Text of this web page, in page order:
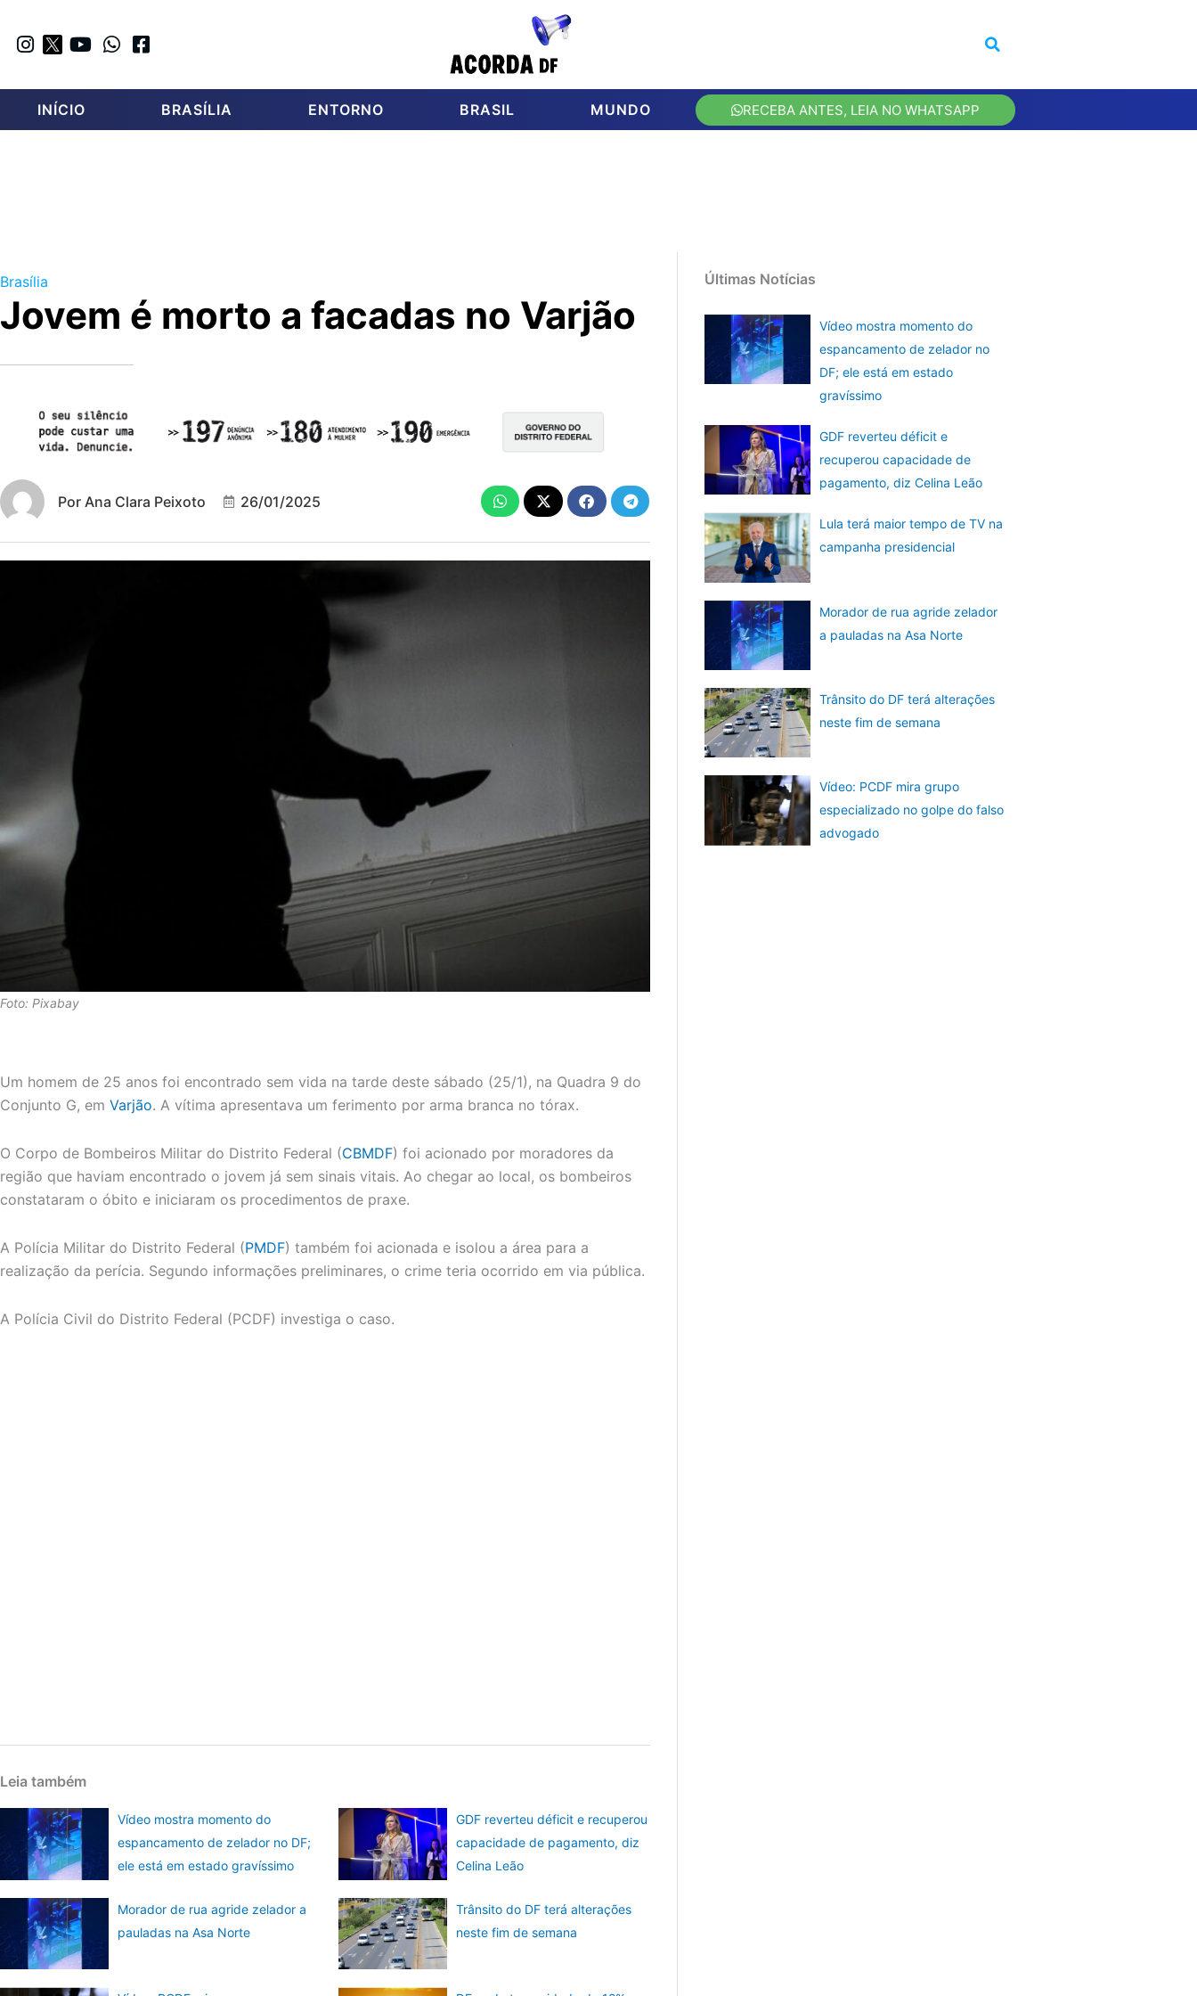
INÍCIO BRASÍLIA ENTORNO BRASIL MUNDO RECEBA ANTES, LEIA NO WHATSAPP
Brasília
Jovem é morto a facadas no Varjão
Por Ana Clara Peixoto 26/01/2025
Foto: Pixabay
Um homem de 25 anos foi encontrado sem vida na tarde deste sábado (25/1), na Quadra 9 do
Conjunto G, em Varjão. A vítima apresentava um ferimento por arma branca no tórax.
O Corpo de Bombeiros Militar do Distrito Federal (CBMDF) foi acionado por moradores da
região que haviam encontrado o jovem já sem sinais vitais. Ao chegar ao local, os bombeiros
constataram o óbito e iniciaram os procedimentos de praxe.
A Polícia Militar do Distrito Federal (PMDF) também foi acionada e isolou a área para a
realização da perícia. Segundo informações preliminares, o crime teria ocorrido em via pública.
A Polícia Civil do Distrito Federal (PCDF) investiga o caso.
Leia também
Vídeo mostra momento do
espancamento de zelador no DF;
ele está em estado gravíssimo
GDF reverteu déficit e recuperou
capacidade de pagamento, diz
Celina Leão
Morador de rua agride zelador a
pauladas na Asa Norte
Trânsito do DF terá alterações
neste fim de semana
Últimas Notícias
Vídeo mostra momento do
espancamento de zelador no
DF; ele está em estado
gravíssimo
GDF reverteu déficit e
recuperou capacidade de
pagamento, diz Celina Leão
Lula terá maior tempo de TV na
campanha presidencial
Morador de rua agride zelador
a pauladas na Asa Norte
Trânsito do DF terá alterações
neste fim de semana
Vídeo: PCDF mira grupo
especializado no golpe do falso
advogado